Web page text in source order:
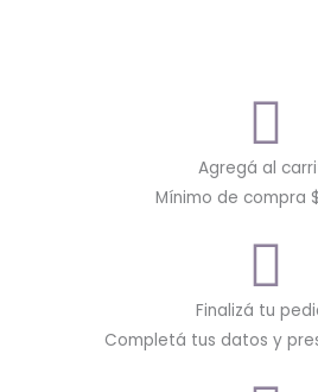
Agregá al
Mínimo de compra
Finalizá tu
Completá tus datos y